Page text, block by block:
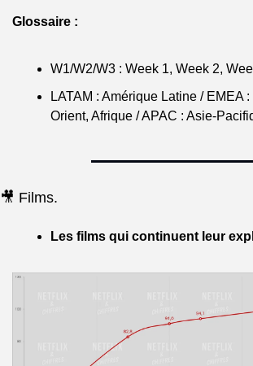
Glossaire :
W1/W2/W3 : Week 1, Week 2,
LATAM : Amérique Latine / EMEA
Orient, Afrique / APAC : Asie-
🎥 Films.
Les films qui continuent leur